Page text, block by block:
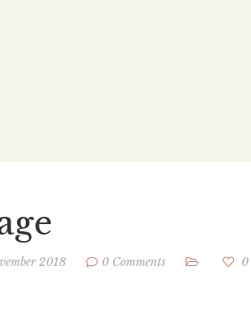
2018 0 Comments 0